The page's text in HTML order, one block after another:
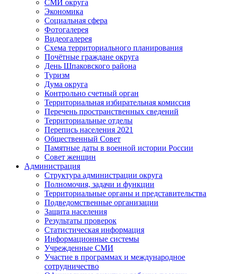
СМИ округа
Экономика
Социальная сфера
Фотогалерея
Видеогалерея
Схема территориального планирования
Почётные граждане округа
День Шпаковского района
Туризм
Дума округа
Контрольно счетный орган
Территориальная избирательная комиссия
Перечень пространственных сведений
Территориальные отделы
Перепись населения 2021
Общественный Совет
Памятные даты в военной истории России
Совет женщин
Администрация
Структура администрации округа
Полномочия, задачи и функции
Территориальные органы и представительства
Подведомственные организации
Защита населения
Результаты проверок
Статистическая информация
Информационные системы
Учрежденные СМИ
Участие в программах и международное
сотрудничество